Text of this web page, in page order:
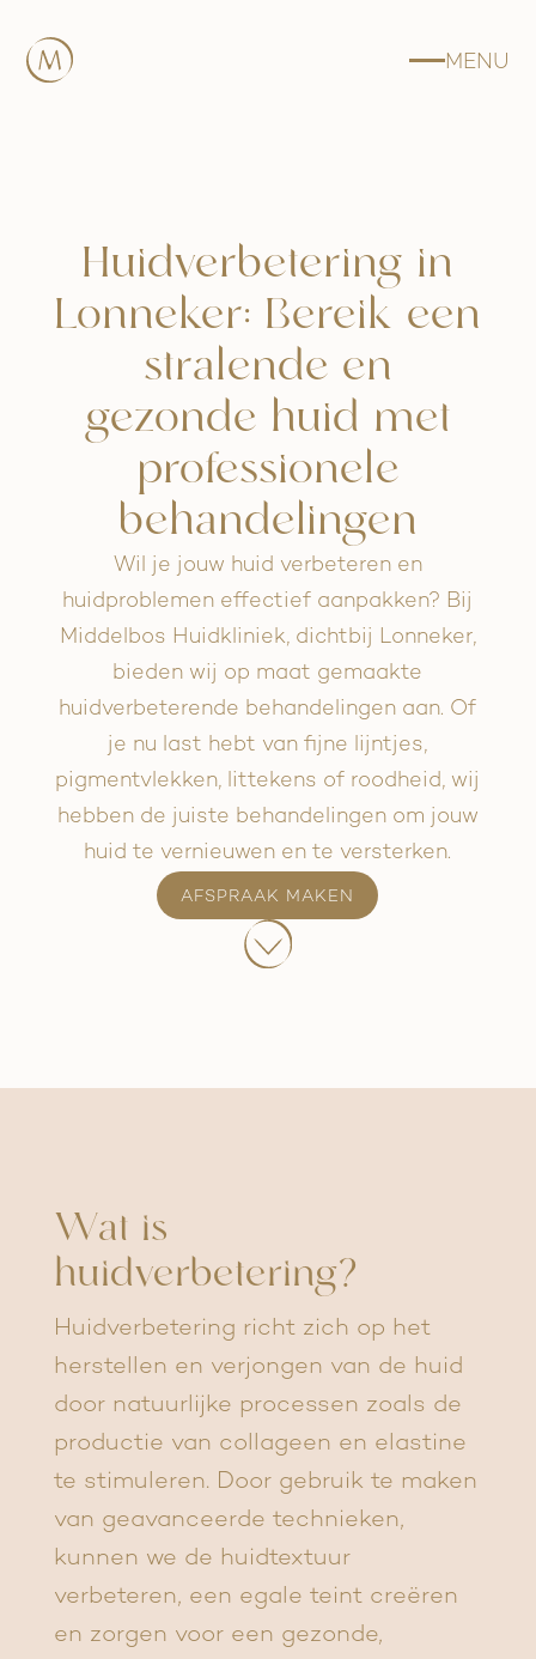
MENU
Huidverbetering in
Lonneker: Bereik een
stralende en
gezonde huid met
professionele
behandelingen
Wil je jouw huid verbeteren en
huidproblemen effectief aanpakken? Bij
Middelbos Huidkliniek, dichtbij Lonneker,
bieden wij op maat gemaakte
huidverbeterende behandelingen aan. Of
je nu last hebt van fijne lijntjes,
pigmentvlekken, littekens of roodheid, wij
hebben de juiste behandelingen om jouw
huid te vernieuwen en te versterken.
AFSPRAAK MAKEN
Wat is
huidverbetering?
Huidverbetering richt zich op het
herstellen en verjongen van de huid
door natuurlijke processen zoals de
productie van collageen en elastine
te stimuleren. Door gebruik te maken
van geavanceerde technieken,
kunnen we de huidtextuur
verbeteren, een egale teint creëren
en zorgen voor een gezonde,